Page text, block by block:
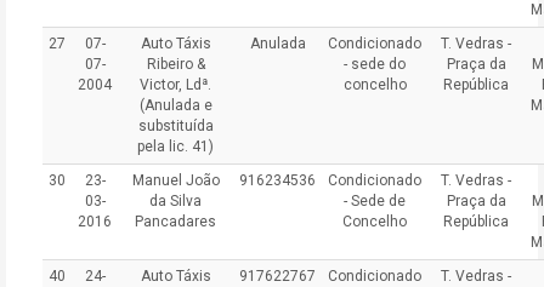
27
07-
07-
2004
Auto Táxis
Ribeiro &
Victor, Ldª.
(Anulada e
substituída
pela lic. 41)
Anulada
Condicionado
- sede do
concelho
T. Vedras -
Praça da
República
30
23-
03-
2016
Manuel João
da Silva
Pancadares
916234536
Condicionado
- Sede de
Concelho
T. Vedras -
Praça da
República
40
24-
Auto Táxis
917622767
Condicionado
T. Vedras -